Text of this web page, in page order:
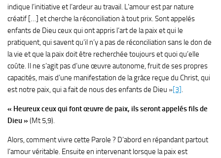
indique l’initiative et l’ardeur au travail. L’amour est par nature
créatif […] et cherche la réconciliation à tout prix. Sont appelés
enfants de Dieu ceux qui ont appris l’art de la paix et qui le
pratiquent, qui savent qu’il n’y a pas de réconciliation sans le don de
la vie et que la paix doit être recherchée toujours et quoi qu’elle
coûte. Il ne s’agit pas d’une œuvre autonome, fruit de ses propres
capacités, mais d’une manifestation de la grâce reçue du Christ, qui
est notre paix, qui a fait de nous des enfants de Dieu »[3].
« Heureux ceux qui font œuvre de paix, ils seront appelés fils de
Dieu » (Mt 5,9).
Alors, comment vivre cette Parole ? D’abord en répandant partout
l’amour véritable. Ensuite en intervenant lorsque la paix est